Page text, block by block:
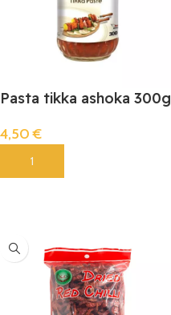
Pasta tikka ashoka 300g
4,50€
Añadir